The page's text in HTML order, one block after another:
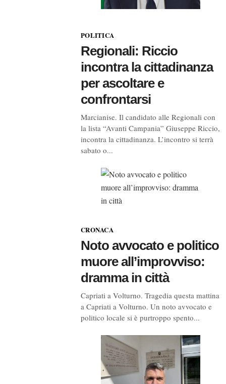
POLITICA
Regionali: Riccio
incontra la cittadinanza
per ascoltare e
confrontarsi
Marcianise. Il candidato alle Regionali con
la lista “Avanti Campania” Giuseppe Riccio,
incontra la cittadinanza. L’incontro si terrà
sabato o...
CRONACA
Noto avvocato e politico
muore all’improvviso:
dramma in città
Capriati a Volturno. Tragedia questa mattina
a Capriati a Volturno. Un noto avvocato e
politico locale si è purtroppo spento...